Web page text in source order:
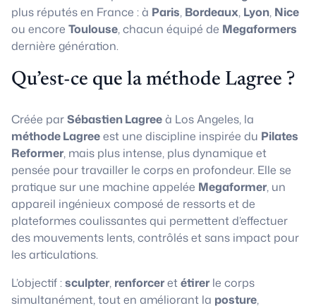
plus réputés en France : à Paris, Bordeaux, Lyon, Nice
ou encore Toulouse, chacun équipé de Megaformers
dernière génération.
Qu’est-ce que la méthode Lagree ?
Créée parSébastien Lagreeà Los Angeles, la
méthode Lagreeest une discipline inspirée du Pilates
Reformer, mais plus intense, plus dynamique et
pensée pour travailler le corps en profondeur. Elle se
pratique sur une machine appelée Megaformer, un
appareil ingénieux composé de ressorts et de
plateformes coulissantes qui permettent d’effectuer
des mouvements lents, contrôlés et sans impact pour
les articulations.
L’objectif :sculpter, renforceretétirerle corps
simultanément, tout en améliorant la posture,